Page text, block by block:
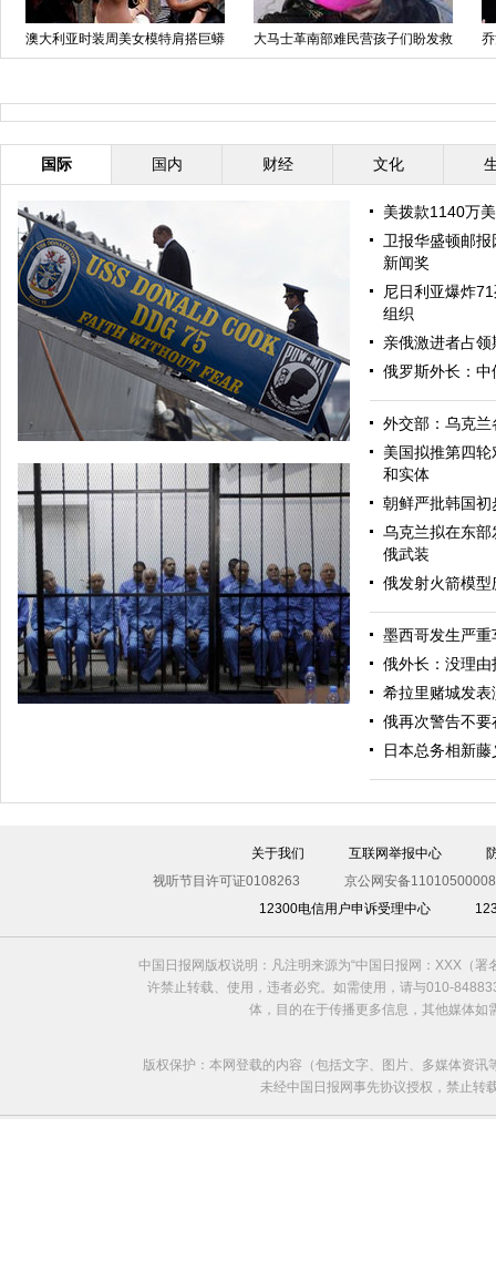
澳大利亚时装周美女模特肩搭巨蟒
上秀台
大马士革南部难民营孩子们盼发救
济食品
国际 国内 财经 文化
美军导弹驱逐舰抵达黑海旨在威慑俄罗斯
利比亚法庭开审卡扎菲政权高官
美拨款1140万
卫报华盛顿邮
新闻奖
尼日利亚爆炸
组织
亲俄激进者占
俄罗斯外长：
外交部：乌克
美国拟推第四
和实体
朝鲜严批韩国
乌克兰拟在东
俄武装
俄发射火箭模
墨西哥发生严
俄外长：没理
希拉里赌城发
俄再次警告不
日本总务相新
关于我们 互联网举报中心
视听节目许可证0108263
京公网安备
12300电信用户申诉受理中心
中国日报网版权说明：凡注明来源为“中国日报网：XXX（
许禁止转载、使用，违者必究。如需使用，请与010-
体，目的在于传播更多信息，其他媒体
版权保护：本网登载的内容（包括文字、图片、多媒体资
未经中国日报网事先协议授权，禁止转